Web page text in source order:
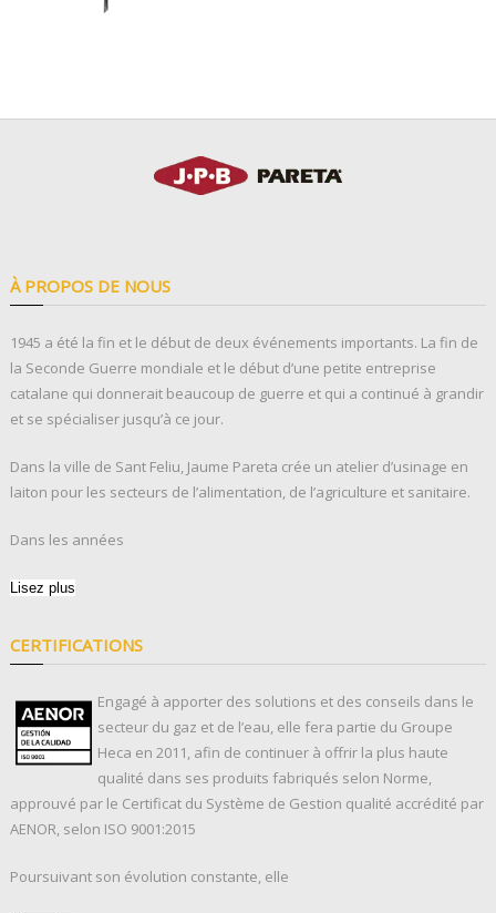
À PROPOS DE NOUS
1945 a été la fin et le début de deux événements importants. La fin de
la Seconde Guerre mondiale et le début d’une petite entreprise
catalane qui donnerait beaucoup de guerre et qui a continué à grandir
et se spécialiser jusqu’à ce jour.
Dans la ville de Sant Feliu, Jaume Pareta crée un atelier d’usinage en
laiton pour les secteurs de l’alimentation, de l’agriculture et sanitaire.
Dans les années
Lisez plus
CERTIFICATIONS
Engagé à apporter des solutions et des conseils dans le
secteur du gaz et de l’eau, elle fera partie du Groupe
Heca en 2011, afin de continuer à offrir la plus haute
qualité dans ses produits fabriqués selon Norme,
approuvé par le Certificat du Système de Gestion qualité accrédité par
AENOR, selon ISO 9001:2015
Poursuivant son évolution constante, elle